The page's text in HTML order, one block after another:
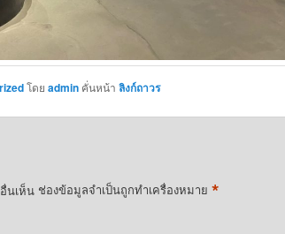
โดย adminคั่นหน้า ลิงก์ถาวร
นเห็น ช่องข้อมูลจำเป็นถูกทำเครื่องหมาย *